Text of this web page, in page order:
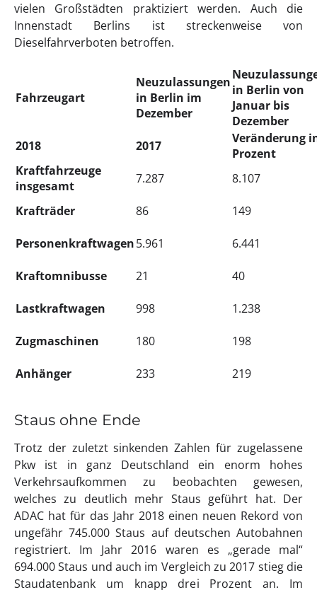
vielen Großstädten praktiziert werden. Auch die
Innenstadt Berlins ist streckenweise von
Dieselfahrverboten betroffen.
Fahrzeugart
Neuzulassungen
in Berlin im
Dezember
in Berlin von
Januar bis
Dezember
2018
2017
Veränderung
Prozent
Kraftfahrzeuge
insgesamt
7.287 8.107
Krafträder 86 149
Personenkraftwagen5.961 6.441
Kraftomnibusse 21 40
Lastkraftwagen 998 1.238
Zugmaschinen 180 198
Anhänger 233 219
Staus ohne Ende
Trotz der zuletzt sinkenden Zahlen für zugelassene
Pkw ist in ganz Deutschland ein enorm hohes
Verkehrsaufkommen zu beobachten gewesen,
welches zu deutlich mehr Staus geführt hat. Der
ADAC hat für das Jahr 2018 einen neuen Rekord von
ungefähr 745.000 Staus auf deutschen Autobahnen
registriert. Im Jahr 2016 waren es „gerade mal“
694.000 Staus und auch im Vergleich zu 2017 stieg die
Staudatenbank um knapp drei Prozent an. Im